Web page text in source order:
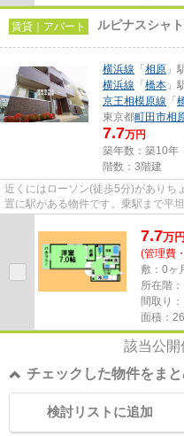
賃貸｜アパート ルピナスシャ
横浜線 「 相原 」
横浜線 「 橋本 」
京王相模原線 「
東京都町田市相
7.7万円
築年数：築10年
階数：3階建
近くにはローソン(徒歩5分)がありち
置に駅がある物件です。乗駅まで平
7.7万円
(管理費
敷：0ヶ
所在階
間取り
面積：
該当公開
チェックした物件をま
検討リストに追加